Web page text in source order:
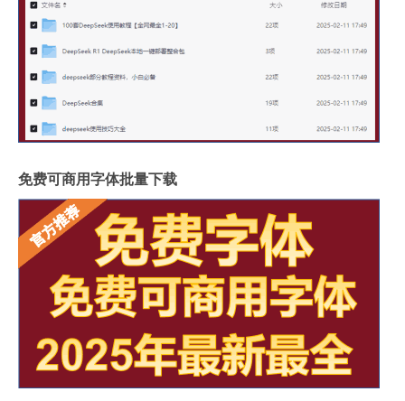
免费可商用字体批量下载